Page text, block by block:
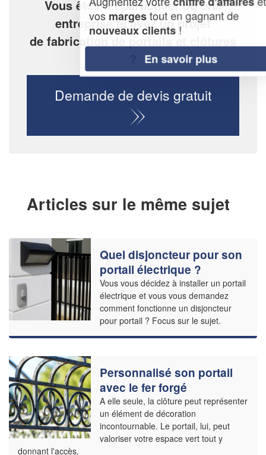
Vous êtes un particulier ou une
entreprise et avez un projet
de fabrication de portails et clôtures
Demande de devis gratuit
Articles sur le même sujet
Quel disjoncteur pour son
portail électrique ?
Vous vous décidez à installer un portail
électrique et vous vous demandez
comment fonctionne un disjoncteur
pour portail ? Focus sur le sujet.
Personnalisé son portail
avec le fer forgé
A elle seule, la clôture peut représenter
un élément de décoration
incontournable. Le portail, lui, peut
valoriser votre espace vert tout y
donnant l'accès.
vosmargestout en gagnant de
nouveaux clients!
En savoir plus